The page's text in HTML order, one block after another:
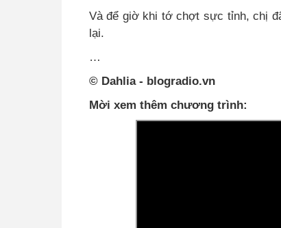
Và để giờ khi tớ chợt sực tỉnh, chị
lại.
…
© Dahlia - blogradio.vn
Mời xem thêm chương trình: